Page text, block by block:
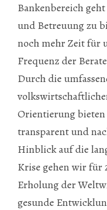
Bankenbereich
und Betreuung zu
noch mehr Zeit für
Frequenz der
Durch die
Orientierung
transparent und
Hinblick auf die
Krise gehen wir für
Erholung der
gesunde